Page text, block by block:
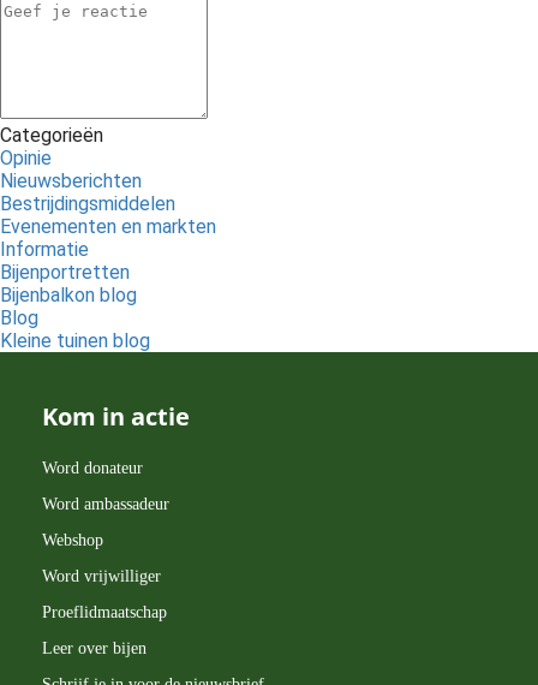
Categorieën
Opinie
Nieuwsberichten
Bestrijdingsmiddelen
Evenementen en markten
Informatie
Bijenportretten
Bijenbalkon blog
Blog
Kleine tuinen blog
Kom in actie
Word donateur
Word ambassadeur
Webshop
Word vrijwilliger
Proeflidmaatschap
Leer over bijen